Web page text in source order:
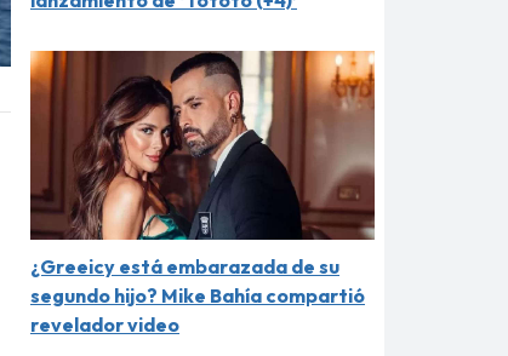
¿Greeicy está embarazada de su
segundo hijo? Mike Bahía compartió
revelador video